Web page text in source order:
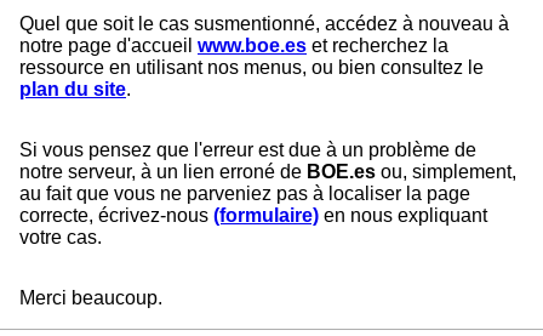
Quel que soit le cas susmentionné, accédez à nouveau à
notre page d'accueil www.boe.es et recherchez la
ressource en utilisant nos menus, ou bien consultez le
plan du site.
Si vous pensez que l'erreur est due à un problème de
notre serveur, à un lien erroné de BOE.es ou, simplement,
au fait que vous ne parveniez pas à localiser la page
correcte, écrivez-nous (formulaire) en nous expliquant
votre cas.
Merci beaucoup.